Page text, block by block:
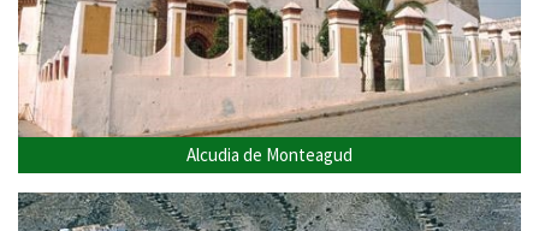
Alcudia de Monteagud